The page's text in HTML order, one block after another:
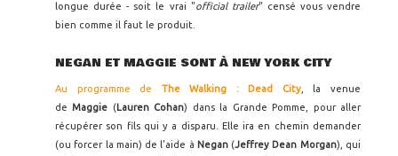
longue durée - soit le vrai "official trailer" censé vous vendre
bien comme il faut le produit.
NEGAN ET MAGGIE SONT À NEW YORK CITY
Au programme de The Walking : Dead City, la venue
deMaggie (Lauren Cohan) dans la Grande Pomme, pour aller
récupérer son fils qui y a disparu. Elle ira en chemin demander
(ou forcer la main) de l'aide à Negan(Jeffrey Dean Morgan), qui